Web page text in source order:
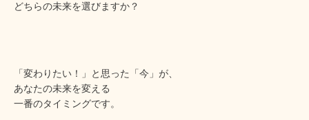
どちらの未来を選びますか？
「変わりたい！」と思った「今」が、
あなたの未来を変える
一番のタイミングです。